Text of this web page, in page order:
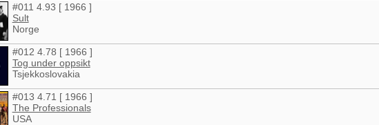
#011 4.93 [ 1966 ]
Sult
Norge
#012 4.78 [ 1966 ]
Tog under oppsikt
Tsjekkoslovakia
#013 4.71 [ 1966 ]
The Professionals
USA